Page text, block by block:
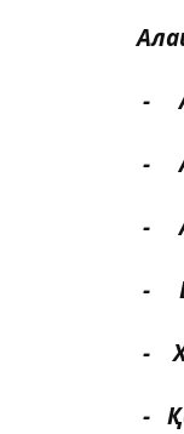
-
-
-
-
- ХХ
-